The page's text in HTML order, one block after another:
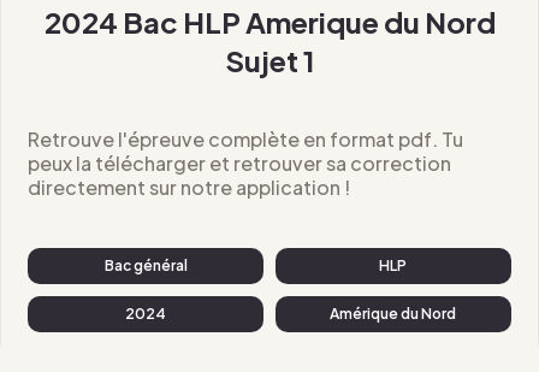
2024 Bac HLP Amerique du Nord
Sujet 1
Retrouve l'épreuve complète en format pdf. Tu
peux la télécharger et retrouver sa correction
directement sur notre application !
Bac général HLP
2024 Amérique du Nord